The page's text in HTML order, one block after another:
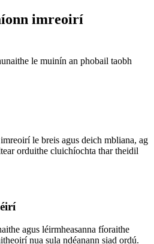
imreoirí
le muinín an phobail taobh
le breis agus deich mbliana, ag
orduithe cluichíochta thar theidil
agus léirmheasanna fíoraithe
nua sula ndéanann siad ordú.